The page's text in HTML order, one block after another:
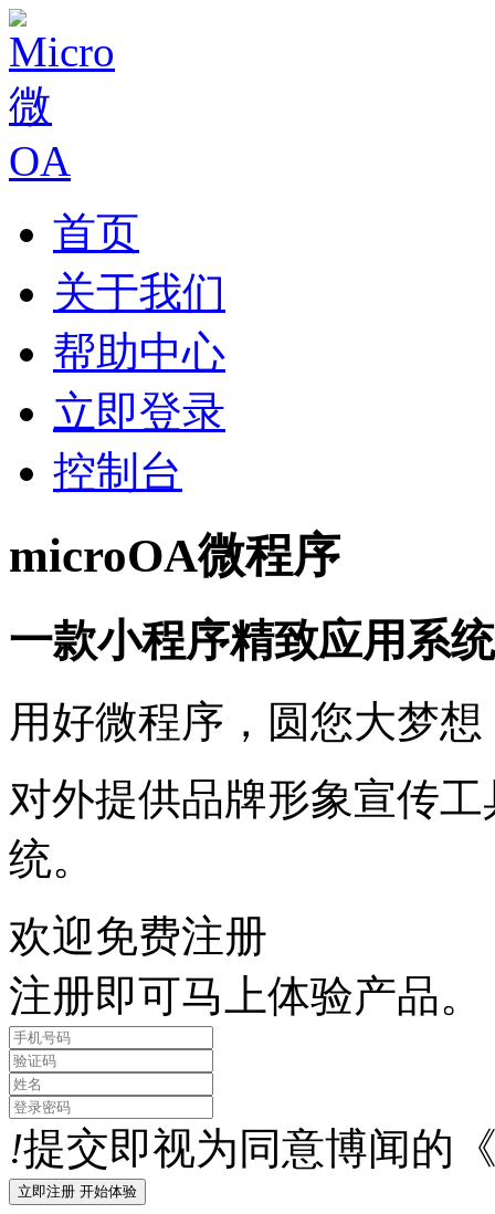
首页
关于我们
帮助中心
立即登录
控制台
microOA微程序
一款小程序精致应用系统
用好微程序，圆您大梦想
对外提供品牌形象宣传
统。
欢迎免费注册
注册即可马上体验产品。
!提交即视为同意博闻的